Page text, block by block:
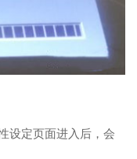
设定页面进入后，会